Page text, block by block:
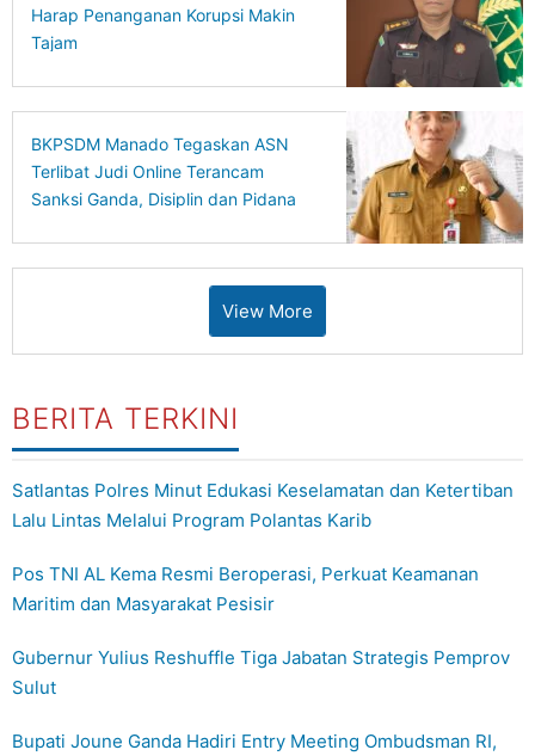
Harap Penanganan Korupsi Makin
Tajam
BKPSDM Manado Tegaskan ASN
Terlibat Judi Online Terancam
Sanksi Ganda, Disiplin dan Pidana
View More
BERITA TERKINI
Satlantas Polres Minut Edukasi Keselamatan dan Ketertiban
Lalu Lintas Melalui Program Polantas Karib
Pos TNI AL Kema Resmi Beroperasi, Perkuat Keamanan
Maritim dan Masyarakat Pesisir
Gubernur Yulius Reshuffle Tiga Jabatan Strategis Pemprov
Sulut
Bupati Joune Ganda Hadiri Entry Meeting Ombudsman RI,